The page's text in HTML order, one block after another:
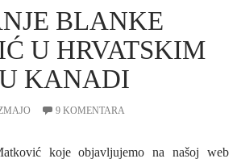
BLANKE
U HRVATSKIM
KANADI
9 KOMENTARA
koje objavljujemo na našoj web